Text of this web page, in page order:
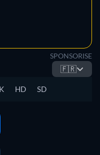
SPONSORISE
🇫🇷
HD SD